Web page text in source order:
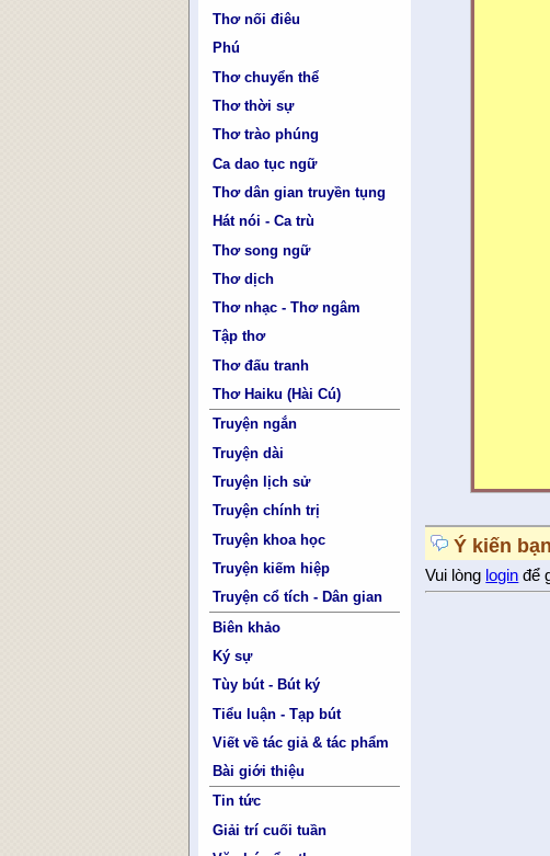
Thơ nối điêu
Phú
Thơ chuyển thể
Thơ thời sự
Thơ trào phúng
Ca dao tục ngữ
Thơ dân gian truyền tụng
Hát nói - Ca trù
Thơ song ngữ
Thơ dịch
Thơ nhạc - Thơ ngâm
Tập thơ
Thơ đấu tranh
Thơ Haiku (Hài Cú)
Truyện ngắn
Truyện dài
Truyện lịch sử
Truyện chính trị
Truyện khoa học
Truyện kiếm hiệp
Truyện cổ tích - Dân gian
Biên khảo
Ký sự
Tùy bút - Bút ký
Tiểu luận - Tạp bút
Viết về tác giả & tác phẩm
Bài giới thiệu
Tin tức
Giải trí cuối tuần
Ý kiến
Vui lòng login để